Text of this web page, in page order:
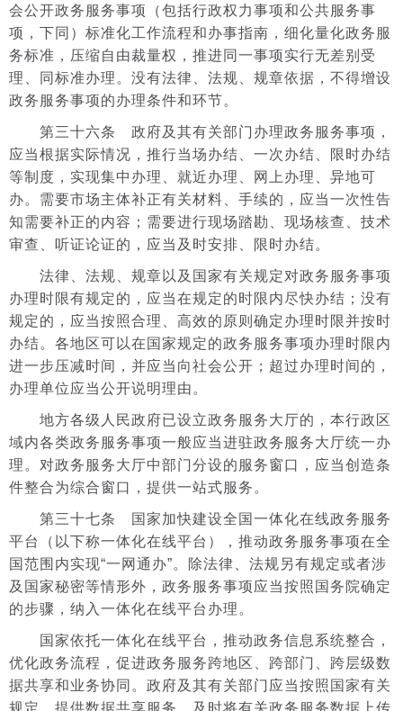
会公开政务服务事项（包括行政权力事项和公共服务事
项，下同）标准化工作流程和办事指南，细化量化政务服
务标准，压缩自由裁量权，推进同一事项实行无差别受
理、同标准办理。没有法律、法规、规章依据，不得增设
政务服务事项的办理条件和环节。
第三十六条 政府及其有关部门办理政务服务事项，
应当根据实际情况，推行当场办结、一次办结、限时办结
等制度，实现集中办理、就近办理、网上办理、异地可
办。需要市场主体补正有关材料、手续的，应当一次性告
知需要补正的内容；需要进行现场踏勘、现场核查、技术
审查、听证论证的，应当及时安排、限时办结。
法律、法规、规章以及国家有关规定对政务服务事项
办理时限有规定的，应当在规定的时限内尽快办结；没有
规定的，应当按照合理、高效的原则确定办理时限并按时
办结。各地区可以在国家规定的政务服务事项办理时限内
进一步压减时间，并应当向社会公开；超过办理时间的，
办理单位应当公开说明理由。
地方各级人民政府已设立政务服务大厅的，本行政区
域内各类政务服务事项一般应当进驻政务服务大厅统一办
理。对政务服务大厅中部门分设的服务窗口，应当创造条
件整合为综合窗口，提供一站式服务。
第三十七条 国家加快建设全国一体化在线政务服务
平台（以下称一体化在线平台），推动政务服务事项在全
国范围内实现“一网通办”。除法律、法规另有规定或者涉
及国家秘密等情形外，政务服务事项应当按照国务院确定
的步骤，纳入一体化在线平台办理。
国家依托一体化在线平台，推动政务信息系统整合，
优化政务流程，促进政务服务跨地区、跨部门、跨层级数
据共享和业务协同。政府及其有关部门应当按照国家有关
规定，提供数据共享服务，及时将有关政务服务数据上传